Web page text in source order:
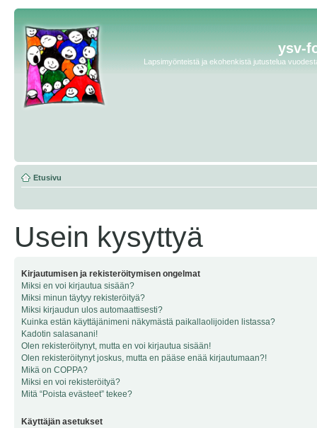
ysv-
Lapsimyönteistä ja ekohenkistä jutustelua
Etusivu
Usein kysyttyä
Kirjautumisen ja rekisteröitymisen ongelmat
Miksi en voi kirjautua sisään?
Miksi minun täytyy rekisteröityä?
Miksi kirjaudun ulos automaattisesti?
Kuinka estän käyttäjänimeni näkymästä paikallaolijoiden listassa?
Kadotin salasanani!
Olen rekisteröitynyt, mutta en voi kirjautua sisään!
Olen rekisteröitynyt joskus, mutta en pääse enää kirjautumaan?!
Mikä on COPPA?
Miksi en voi rekisteröityä?
Mitä “Poista evästeet” tekee?
Käyttäjän asetukset